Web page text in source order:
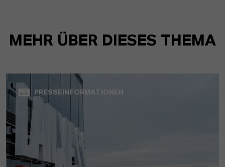
MEHR ÜBER DIESES THEMA
PRESSEINFORMATIONEN